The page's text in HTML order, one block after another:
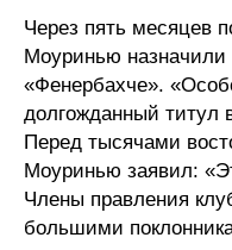
Через пять месяцев
Моуринью
«Фенербахче».
долгожданный титул
Перед тысячами
Моуринью заявил:
Члены правления
большими